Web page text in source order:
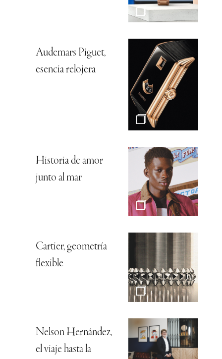
Audemars Piguet,
esencia relojera
Historia de amor
junto al mar
Cartier, geometría
flexible
Nelson Hernández,
el viaje hasta la